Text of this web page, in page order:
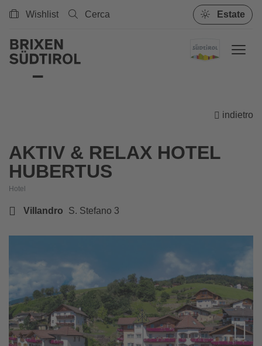
Wishlist Cerca Estate
indietro
AKTIV & RELAX HOTEL
HUBERTUS
Hotel
Villandro S. Stefano 3